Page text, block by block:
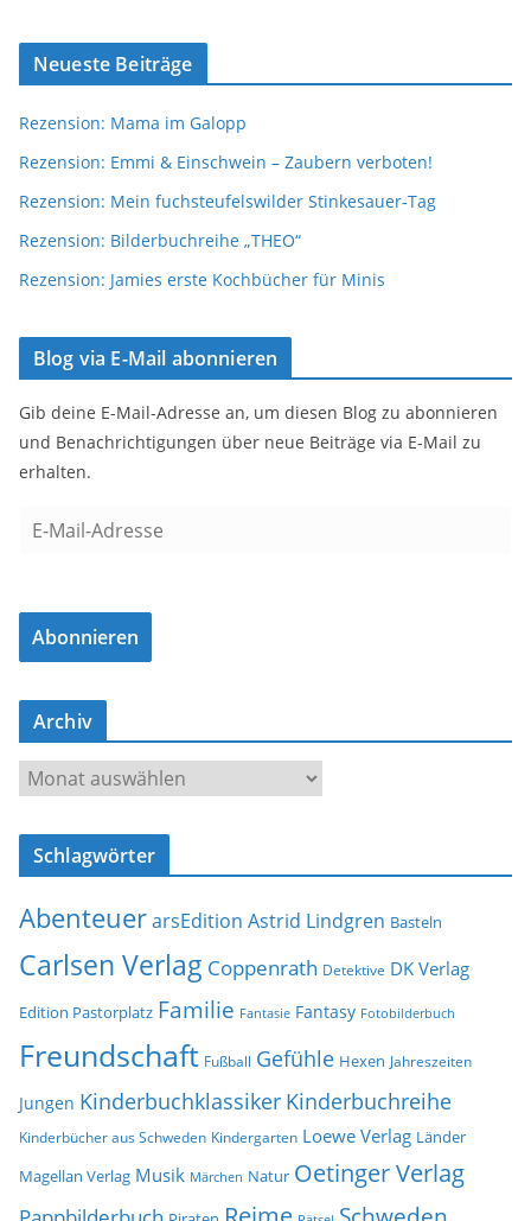
Neueste Beiträge
Rezension: Mama im Galopp
Rezension: Emmi & Einschwein – Zaubern verboten!
Rezension: Mein fuchsteufelswilder Stinkesauer-Tag
Rezension: Bilderbuchreihe „THEO“
Rezension: Jamies erste Kochbücher für Minis
Blog via E-Mail abonnieren
Gib deine E-Mail-Adresse an, um diesen Blog zu abonnieren
und Benachrichtigungen über neue Beiträge via E-Mail zu
erhalten.
a
l
-
d
s
e
Abonnieren
Archiv
r
c
v
Schlagwörter
AbenteuerarsEdition Astrid Lindgren Basteln
Carlsen Verlag Coppenrath Detektive DK Verlag
Edition Pastorplatz Familie Fantasie Fantasy Fotobilderbuch
Freundschaft Fußball Gefühle Hexen Jahreszeiten
Jungen Kinderbuchklassiker Kinderbuchreihe
Kinderbücher aus Schweden Kindergarten Loewe Verlag Länder
Magellan Verlag Musik Märchen Natur Oetinger Verlag